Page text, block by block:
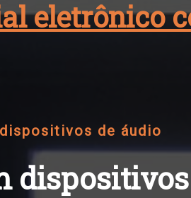
eletrônico
de áudio